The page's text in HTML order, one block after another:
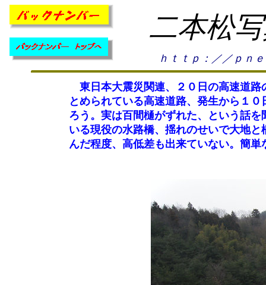
二本松
ｈｔｔｐ：／／ｐｎ
東日本大震災関連、２０日の高速道路
とめられている高速道路、発生から１
ろう。実は百間樋がずれた、という話
いる現役の水路橋、揺れのせいで大地
んだ程度、高低差も出来ていない。簡